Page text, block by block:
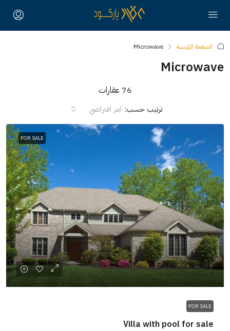
الصفحة الرئيسية Microwave
Microwave
76 عقارات
ترتيب حسب: امر افتراضي
FOR SALE
SAR3,900,000
SAR17,500/sq ft
FOR SALE
Villa with pool for sale